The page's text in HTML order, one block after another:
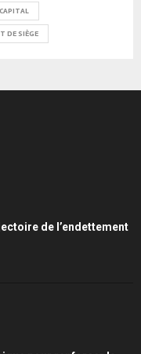
DE SIÈGE
de l’endettement